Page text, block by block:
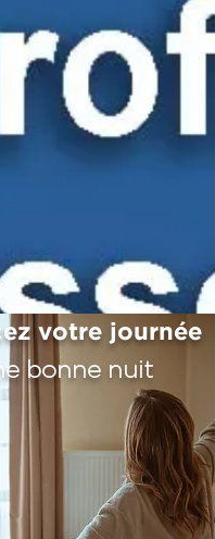
votre journée
bonne nuit